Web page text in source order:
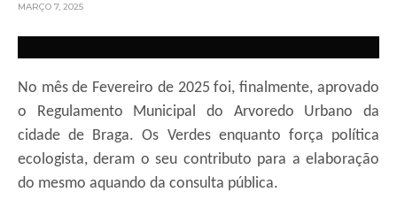
MARÇO 7, 2025
No mês de Fevereiro de 2025 foi, finalmente, aprovado
o Regulamento Municipal do Arvoredo Urbano da
cidade de Braga. Os Verdes enquanto força política
ecologista, deram o seu contributo para a elaboração
do mesmo aquando da consulta pública.